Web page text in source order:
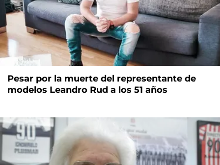
Pesar por la muerte del representante de
modelos Leandro Rud a los 51 años